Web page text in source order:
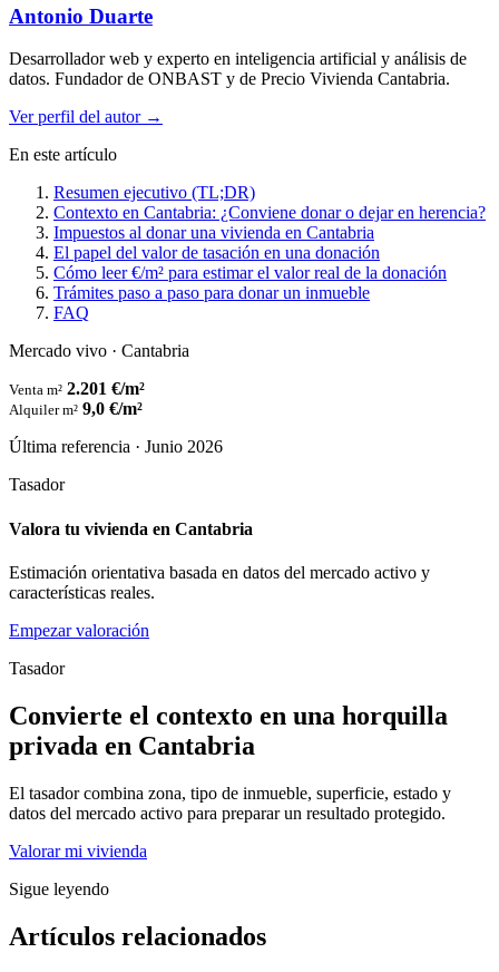
Antonio Duarte
Desarrollador web y experto en inteligencia artificial y análisis de
datos. Fundador de ONBAST y de Precio Vivienda Cantabria.
Ver perfil del autor →
En este artículo
Resumen ejecutivo (TL;DR)
Contexto en Cantabria: ¿Conviene donar o dejar en herencia?
Impuestos al donar una vivienda en Cantabria
El papel del valor de tasación en una donación
Cómo leer €/m² para estimar el valor real de la donación
Trámites paso a paso para donar un inmueble
FAQ
Mercado vivo · Cantabria
Venta m² 2.201 €/m²
Alquiler m² 9,0 €/m²
Última referencia · Junio 2026
Tasador
Valora tu vivienda en Cantabria
Estimación orientativa basada en datos del mercado activo y
características reales.
Empezar valoración
Tasador
Convierte el contexto en una horquilla
privada en Cantabria
El tasador combina zona, tipo de inmueble, superficie, estado y
datos del mercado activo para preparar un resultado protegido.
Valorar mi vivienda
Sigue leyendo
Artículos relacionados